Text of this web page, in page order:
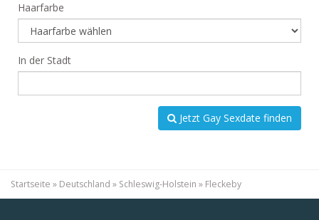
Haarfarbe
In der Stadt
Jetzt Gay Sexdate finden
Startseite » Deutschland » Schleswig-Holstein » Fleckeby